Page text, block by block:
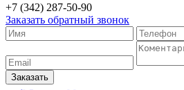
+7 (342) 287-50-90
Заказать обратный звонок
Заказать